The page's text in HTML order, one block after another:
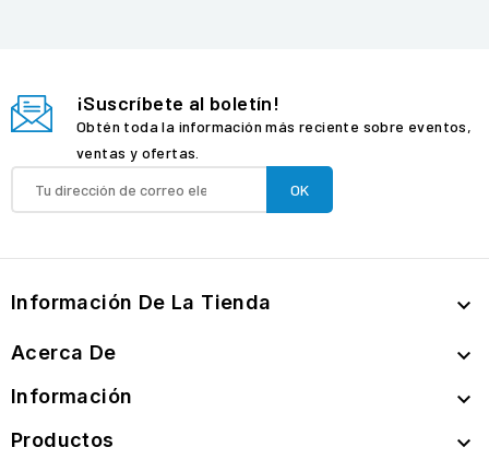
¡Suscríbete al boletín!
Obtén toda la información más reciente sobre eventos,
ventas y ofertas.
Información De La Tienda 
Acerca De 
Información 
Productos 